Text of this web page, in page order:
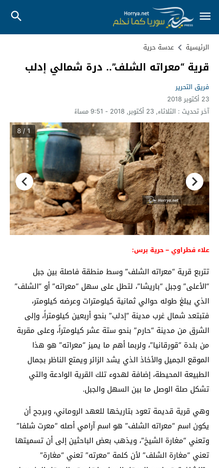
الرئيسية عدسة حرية
قرية “معراته الشلف”.. درة شمالي إدلب
فريق التحرير
23 أكتوبر 2018
آخر تحديث : الثلاثاء, 23 أكتوبر, 2018 - 9:51 مساءً
1 / 8
علاء فطراوي – حرية برس:
تتربع قرية “معراته الشلف” وسط منطقة فاصلة بين جبل
“الأعلى” وجبل “باريشا”، لتطل على سهل “معراته” أو “الشلف”
الذي يبلغ طوله حوالي ثمانية كيلومترات وعرضه كيلومتر،
فتبتعد شمال غرب مدينة “إدلب” بنحو أربعين كيلومتراً، وإلى
الشرق من مدينة “حارم” بنحو ستة عشر كيلومتراً، وعلى مقربة
من بلدة “قورقانيا”، ولربما أهم ما يميز “معراته” هو هذا
الموقع الجميل والأخاذ الذي يشد الزائر ويمتع الناظر بجمال
الطبيعة المحيطة، إضافة لهدوء تلك القرية الوادعة والتي
تشكل صلة الوصل ما بين السهل والجبل.
وهي قرية قديمة تعود بتاريخها للعهد الروماني، ويرجح أن
يكون اسم “معراته الشلف” هو اسم آرامي أصله “معرت شلفا”
وتعني “مغارة الشيخ”، ويذهب بعض الباحثين إلى أن تسميتها
تعني “مغارة الشلف” لأن كلمة “معرته” تعني “مغارة”